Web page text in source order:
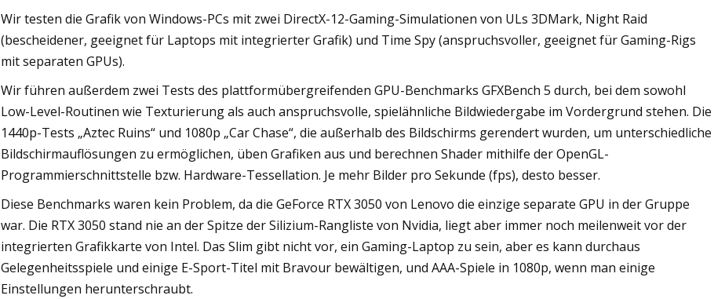
Wir testen die Grafik von Windows-PCs mit zwei DirectX-12-Gaming-Simulationen von ULs 3DMark, Night Raid
(bescheidener, geeignet für Laptops mit integrierter Grafik) und Time Spy (anspruchsvoller, geeignet für Gaming-Rigs
mit separaten GPUs).
Wir führen außerdem zwei Tests des plattformübergreifenden GPU-Benchmarks GFXBench 5 durch, bei dem sowohl
Low-Level-Routinen wie Texturierung als auch anspruchsvolle, spielähnliche Bildwiedergabe im Vordergrund stehen. Die
1440p-Tests „Aztec Ruins“ und 1080p „Car Chase“, die außerhalb des Bildschirms gerendert wurden, um unterschiedliche
Bildschirmauflösungen zu ermöglichen, üben Grafiken aus und berechnen Shader mithilfe der OpenGL-
Programmierschnittstelle bzw. Hardware-Tessellation. Je mehr Bilder pro Sekunde (fps), desto besser.
Diese Benchmarks waren kein Problem, da die GeForce RTX 3050 von Lenovo die einzige separate GPU in der Gruppe
war. Die RTX 3050 stand nie an der Spitze der Silizium-Rangliste von Nvidia, liegt aber immer noch meilenweit vor der
integrierten Grafikkarte von Intel. Das Slim gibt nicht vor, ein Gaming-Laptop zu sein, aber es kann durchaus
Gelegenheitsspiele und einige E-Sport-Titel mit Bravour bewältigen, und AAA-Spiele in 1080p, wenn man einige
Einstellungen herunterschraubt.